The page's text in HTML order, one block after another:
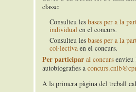
classe:
Consulteu les bases per a la
individualen el concurs.
Consulteu les bases per a la
col·lectivaen el concurs.
Per participaral concursenvieu
autobiografies a
A la primera pàgina del treball